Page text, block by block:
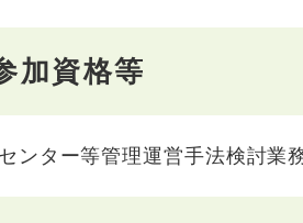
加資格等
ンター等管理運営手法検討業